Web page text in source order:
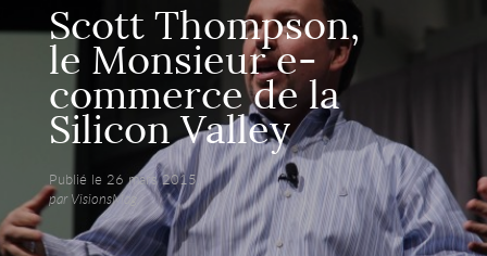
Scott Thompson,
le Monsieur e-
commerce de la
Silicon Valley
Publié le 26 mars 2015,
par VisionsMag.